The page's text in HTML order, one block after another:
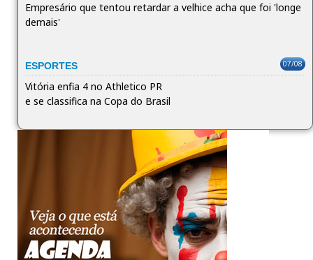
Empresário que tentou retardar a velhice acha que foi 'longe
demais'
ESPORTES 07/08
Vitória enfia 4 no Athletico PR
e se classifica na Copa do Brasil